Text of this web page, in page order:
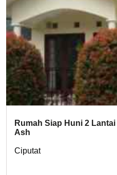
Rumah Siap Huni 2
Ash
Ciputat